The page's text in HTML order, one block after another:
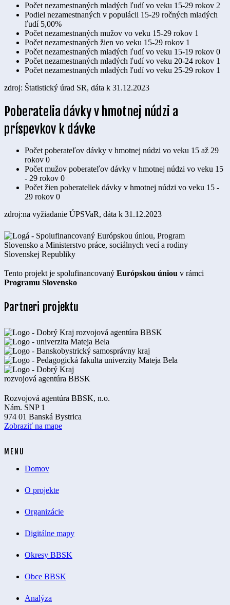
Počet nezamestnaných mladých ľudí vo veku 15-29 rokov 2
Podiel nezamestnaných v populácii 15-29 ročných mladých
ľudí 5,00%
Počet nezamestnaných mužov vo veku 15-29 rokov 1
Počet nezamestnaných žien vo veku 15-29 rokov 1
Počet nezamestnaných mladých ľudí vo veku 15-19 rokov 0
Počet nezamestnaných mladých ľudí vo veku 20-24 rokov 1
Počet nezamestnaných mladých ľudí vo veku 25-29 rokov 1
zdroj: Štatistický úrad SR, dáta k 31.12.2023
Poberatelia dávky v hmotnej núdzi a
príspevkov k dávke
Počet poberateľov dávky v hmotnej núdzi vo veku 15 až 29
rokov 0
Počet mužov poberateľov dávky v hmotnej núdzi vo veku 15
- 29 rokov 0
Počet žien poberateliek dávky v hmotnej núdzi vo veku 15 -
29 rokov 0
zdroj:na vyžiadanie ÚPSVaR, dáta k 31.12.2023
Tento projekt je spolufinancovaný Európskou úniou v rámci
Programu Slovensko
Partneri projektu
Rozvojová agentúra BBSK, n.o.
Nám. SNP 1
974 01 Banská Bystrica
Zobraziť na mape
MENU
Domov
O projekte
Organizácie
Digitálne mapy
Okresy BBSK
Obce BBSK
Analýza